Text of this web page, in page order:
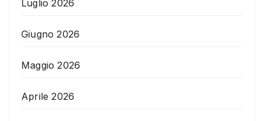
Luglio 2026
Giugno 2026
Maggio 2026
Aprile 2026